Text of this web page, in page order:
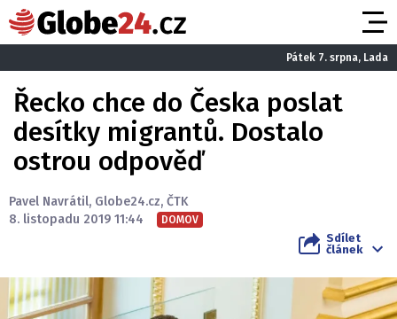
Pátek 7. srpna, Lada
Řecko chce do Česka poslat
desítky migrantů. Dostalo
ostrou odpověď
Pavel Navrátil, Globe24.cz, ČTK
8. listopadu 2019 11:44
DOMOV
Sdílet
článek